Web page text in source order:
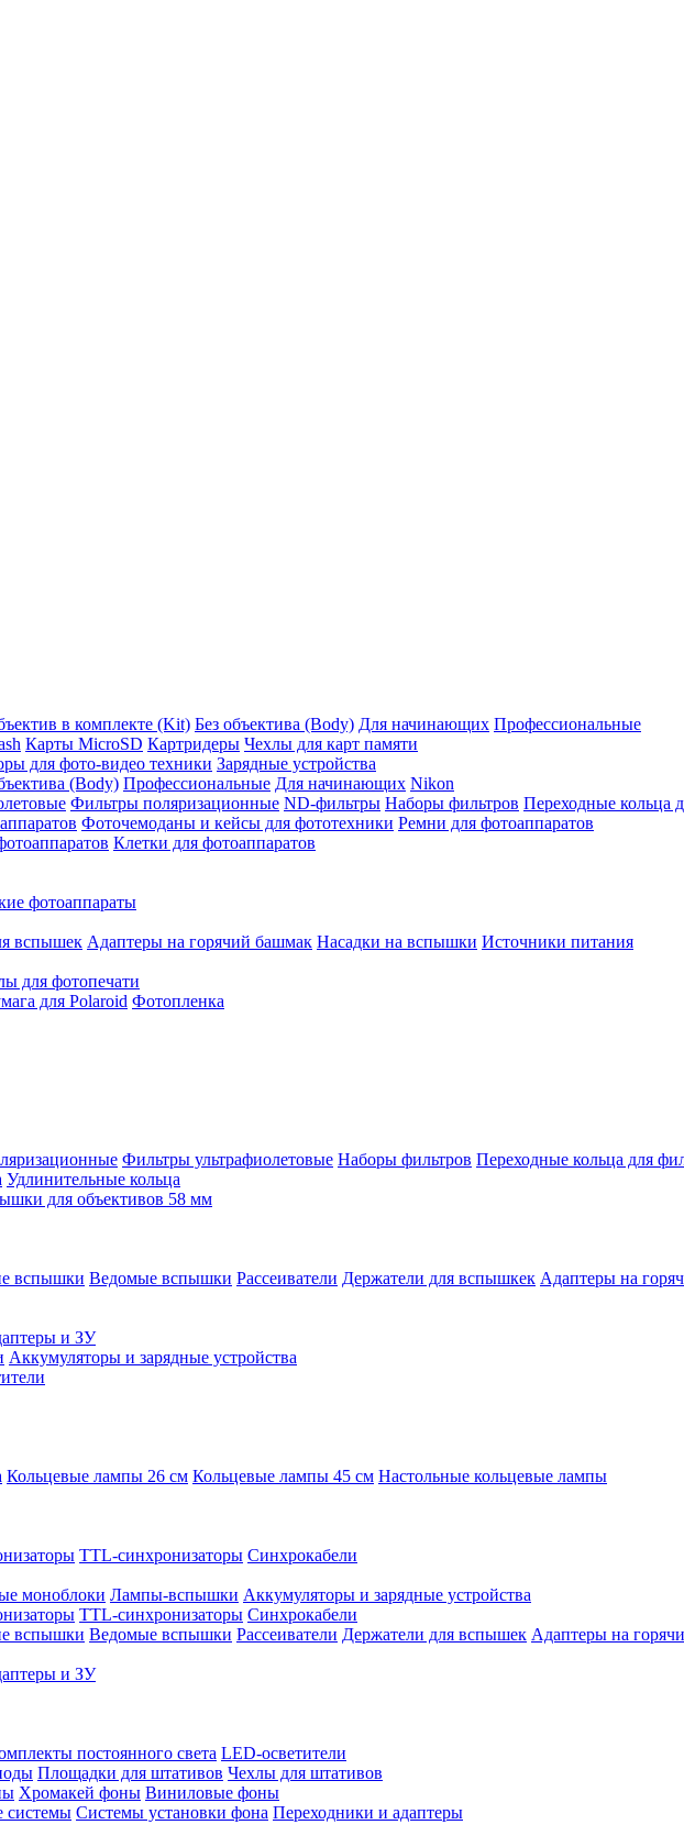
в комплекте (Kit) Без объектива (Body) Для начинающих Профессиональные
Карты MicroSD Картридеры Чехлы для карт памяти
для фото-видео техники Зарядные устройства
(Body) Профессиональные Для начинающих Nikon
Фильтры поляризационные ND-фильтры Наборы фильтров Переходные кольца
Фоточемоданы и кейсы для фототехники Ремни для фотоаппаратов
Клетки для фотоаппаратов
фотоаппараты
вспышек Адаптеры на горячий башмак Насадки на вспышки Источники питания
для фотопечати
для Polaroid Фотопленка
Фильтры ультрафиолетовые Наборы фильтров Переходные кольца для
Удлинительные кольца
для объективов 58 мм
вспышки Ведомые вспышки Рассеиватели Держатели для вспышкек Адаптеры на
и ЗУ
Аккумуляторы и зарядные устройства
Кольцевые лампы 26 см Кольцевые лампы 45 см Настольные кольцевые лампы
TTL-синхронизаторы Синхрокабели
моноблоки Лампы-вспышки Аккумуляторы и зарядные устройства
TTL-синхронизаторы Синхрокабели
вспышки Ведомые вспышки Рассеиватели Держатели для вспышек Адаптеры на
и ЗУ
постоянного света LED-осветители
Площадки для штативов Чехлы для штативов
Хромакей фоны Виниловые фоны
системы Системы установки фона Переходники и адаптеры